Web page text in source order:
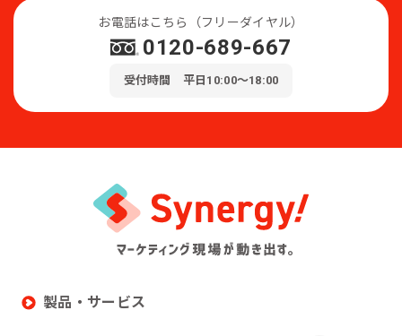
お電話はこちら（フリーダイヤル）
0120-689-667
受付時間 平日10:00～18:00
製品・サービス